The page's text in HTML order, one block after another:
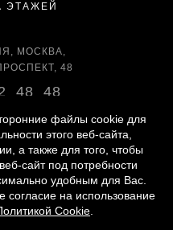
ЭТАЖЕЙ
МОСКВА,
48
48 48
ДО 22:00
ГОДА»
файлы cookie для
этого веб-сайта,
а также для того, чтобы
сайт под потребности
удобным для Вас.
согласие на использование
Cookie